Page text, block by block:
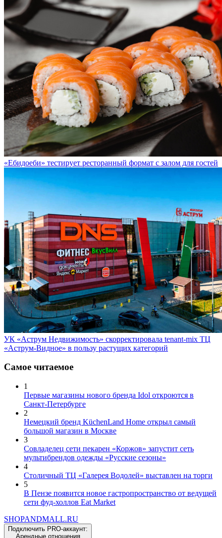
«Ебидоеби» тестирует ресторанный формат с залом для гостей
УК «Аструм Недвижимость» скорректировала tenant-mix ТЦ
«Аструм-Видное» в пользу растущих категорий
Самое читаемое
1
Первые магазины нового бренда Idol откроются в
Санкт-Петербурге
2
Немецкий бренд KüchenLand Home открыл самый
большой магазин в Москве
3
Совладелец сети пекарен «Коржов» запустит сеть
мультибрендов одежды «Русские сезоны»
4
Столичный ТЦ «Галерея Водолей» выставлен на торги
5
В Пензе появится новое гастропространство от ведущей
сети фуд-холлов Eat Market
SHOPANDMALL.RU
Подключить PRO-аккаунт:
Арендные отношения